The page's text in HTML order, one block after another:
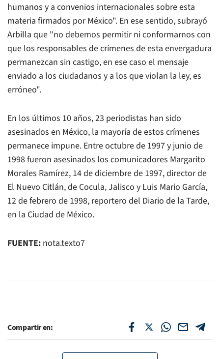
humanos y a convenios internacionales sobre esta
materia firmados por México". En ese sentido, subrayó
Arbilla que "no debemos permitir ni conformarnos con
que los responsables de crímenes de esta envergadura
permanezcan sin castigo, en ese caso el mensaje
enviado a los ciudadanos y a los que violan la ley, es
erróneo".
En los últimos 10 años, 23 periodistas han sido
asesinados en México, la mayoría de estos crímenes
permanece impune. Entre octubre de 1997 y junio de
1998 fueron asesinados los comunicadores Margarito
Morales Ramírez, 14 de diciembre de 1997, director de
El Nuevo Citlán, de Cocula, Jalisco y Luis Mario García,
12 de febrero de 1998, reportero del Diario de la Tarde,
en la Ciudad de México.
FUENTE: nota.texto7
Compartir en: